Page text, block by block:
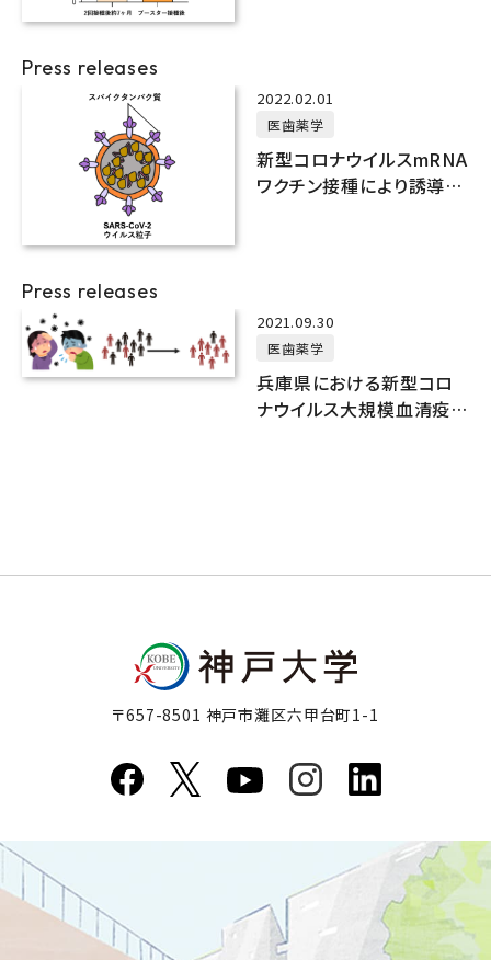
Press releases
2022.02.01
医歯薬学
新型コロナウイルスmRNA
ワクチン接種により誘導さ
Press releases
2021.09.30
医歯薬学
兵庫県における新型コロ
ナウイルス大規模血清疫
〒657-8501 神戸市灘区六甲台町1-1